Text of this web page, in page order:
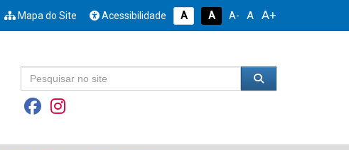
Mapa do Site Acessibilidade A A A- A A+